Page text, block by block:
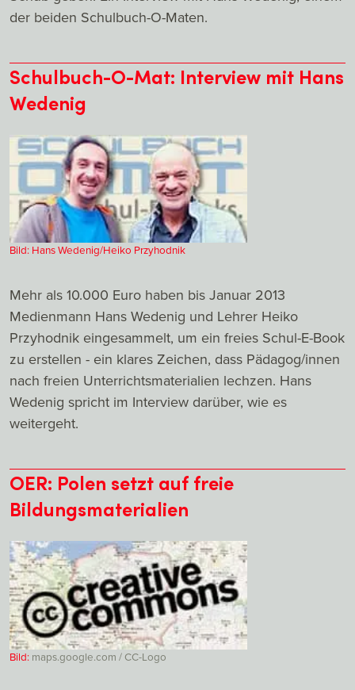
der beiden Schulbuch-O-Maten.
Schulbuch-O-Mat: Interview mit Hans
Wedenig
Bild: Hans Wedenig/Heiko Przyhodnik
Mehr als 10.000 Euro haben bis Januar 2013
Medienmann Hans Wedenig und Lehrer Heiko
Przyhodnik eingesammelt, um ein freies Schul-E-Book
zu erstellen - ein klares Zeichen, dass Pädagog/innen
nach freien Unterrichtsmaterialien lechzen. Hans
Wedenig spricht im Interview darüber, wie es
weitergeht.
OER: Polen setzt auf freie
Bildungsmaterialien
Bild: maps.google.com / CC-Logo